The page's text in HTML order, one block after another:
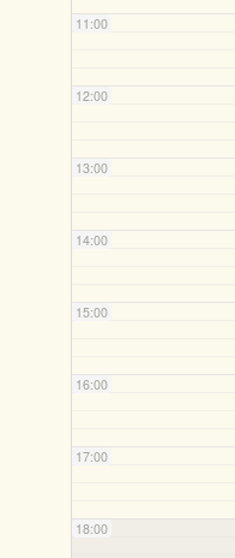
11:00
12:00
13:00
14:00
15:00
16:00
17:00
18:00